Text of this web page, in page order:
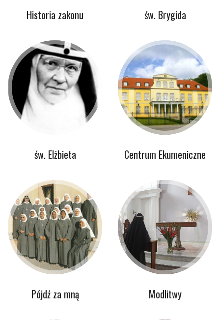
Historia zakonu św. Brygida
św. Elżbieta Centrum Ekumeniczne
Pójdź za mną Modlitwy